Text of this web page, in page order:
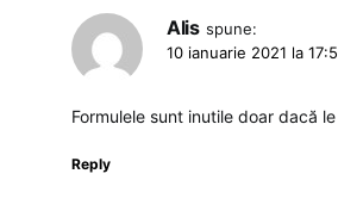
Alis spune:
10 ianuarie 2021 la
Formulele sunt inutile doar dacă
Reply